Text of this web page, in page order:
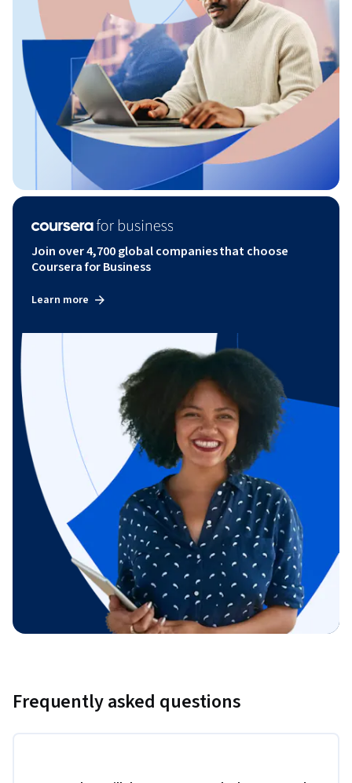
Join over 4,700 global companies that choose
Coursera for Business
Learn more
Frequently asked questions